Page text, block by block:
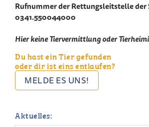
Rufnummer der Rettungsleitstelle der
0341.550044000
Hier keine Tiervermittlung oder
Du hast ein Tier gefunden
oder dir ist eins entlaufen?
MELDE ES UNS!
Aktuelles: